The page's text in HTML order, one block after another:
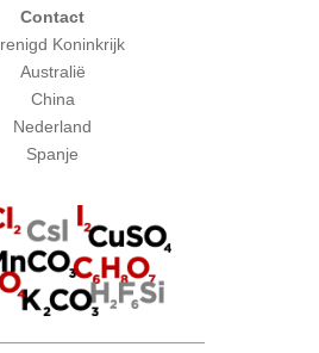
Contact
Koninkrijk
Australië
China
Nederland
Spanje